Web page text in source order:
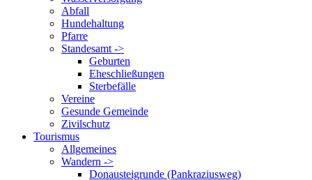
Abfall
Hundehaltung
Pfarre
Standesamt ->
Geburten
Eheschließungen
Sterbefälle
Vereine
Gesunde Gemeinde
Zivilschutz
Tourismus
Allgemeines
Wandern ->
Donausteigrunde (Pankraziusweg)